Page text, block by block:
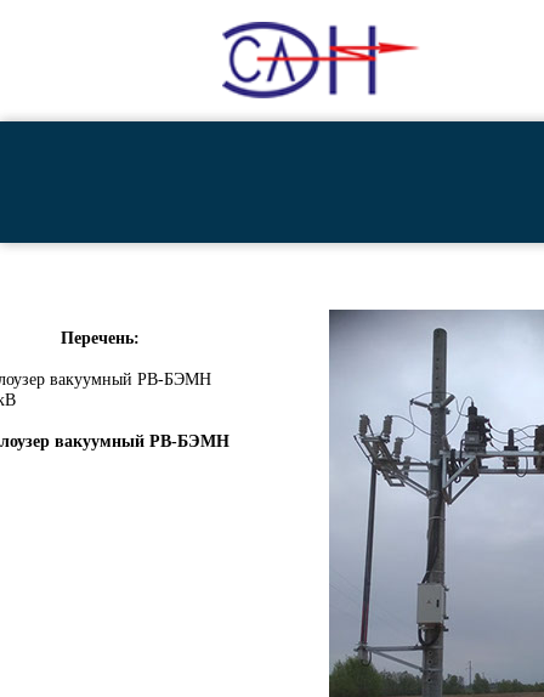
Перечень:
вакуумный РВ-БЭМН
вакуумный РВ-БЭМН